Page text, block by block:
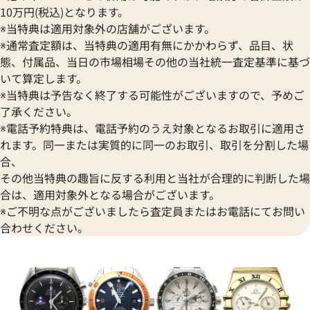
ィル プレステージ
格
日時点の参考買取価格です
オメガ シーマスター 2595.30
参考買取価格
※2025年1月27日時点の参考
10万円(税込)となります。
※当特典は適用対象外の店舗がございます。
※通常査定額は、当特典の適用有無にかかわらず、品目、状
態、付属品、当日の市場相場その他の当社統一査定基準に基づ
いて算定します。
※当特典は予告なく終了する可能性がございますので、予めご
了承ください。
※電話予約特典は、電話予約のうえ対象となるお取引に適用さ
れます。同一または実質的に同一のお取引、取引を分割した場
合、
その他当特典の趣旨に反する利用と当社が合理的に判断した場
合は、適用対象外となる場合がございます。
※ご不明な点がございましたら査定員またはお電話にてお問い
合わせください。